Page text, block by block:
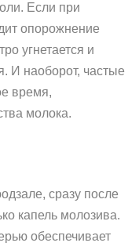
Если при
опорожнение
угнетается и
И наоборот, частые
время,
молока.
сразу после
капель молозива.
обеспечивает